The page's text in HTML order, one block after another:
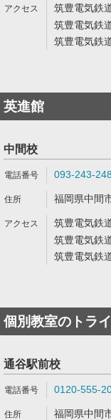
筑豊電気鉄
筑豊電気鉄
筑豊電気鉄
英進館
中間校
093-243-
福岡県中間
筑豊電気鉄
筑豊電気鉄
筑豊電気鉄
個別教室のトライ
通谷駅前校
0120-555-
福岡県中間